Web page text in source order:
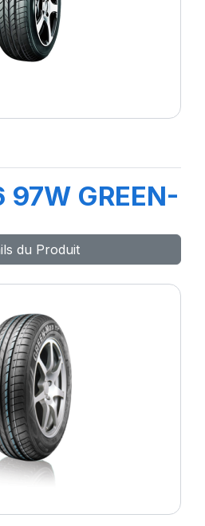
97W GREEN-
du Produit